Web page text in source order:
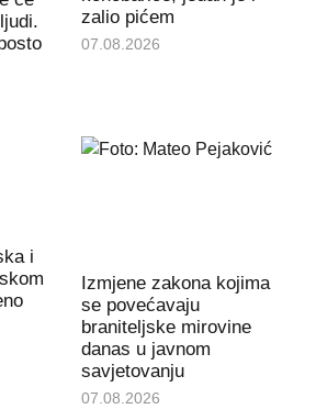
zalio pićem
07.08.2026
i
Izmjene zakona kojima
se povećavaju
braniteljske mirovine
danas u javnom
savjetovanju
07.08.2026